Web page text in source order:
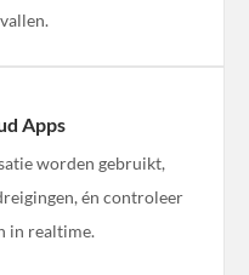
Apps
worden gebruikt,
én controleer
in realtime.